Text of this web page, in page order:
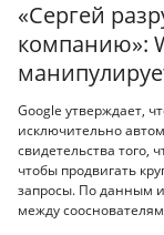
«Сергей
компанию»:
Google утверждает,
исключительно
свидетельства того,
чтобы продвигать
запросы. По данным
между